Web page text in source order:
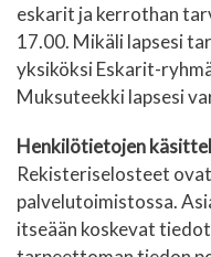
eskarit ja kerrothan
17.00. Mikäli lapsesi
yksiköksi Eskarit-
Muksuteekki lapsesi
Henkilötietojen
Rekisteriselosteet
palvelutoimistossa.
itseään koskevat